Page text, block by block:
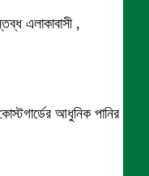
এলাকাবাসী ,
আধুনিক পানির